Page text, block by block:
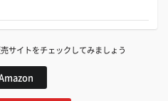
サイトをチェックしてみましょう